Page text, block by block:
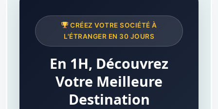
CRÉEZ VOTRE SOCIÉTÉ À
L'ÉTRANGER EN 30 JOURS
En 1H, Découvrez
Votre Meilleure
Destination